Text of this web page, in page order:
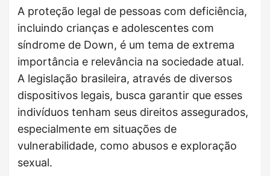
A proteção legal de pessoas com deficiência,
incluindo crianças e adolescentes com
síndrome de Down, é um tema de extrema
importância e relevância na sociedade atual.
A legislação brasileira, através de diversos
dispositivos legais, busca garantir que esses
indivíduos tenham seus direitos assegurados,
especialmente em situações de
vulnerabilidade, como abusos e exploração
sexual.